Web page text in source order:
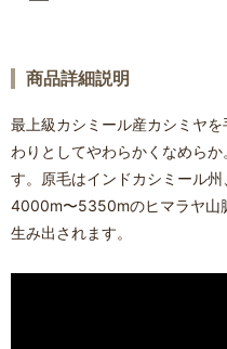
商品詳細説明
最上級カシミール産カシミヤ
わりとしてやわらかくなめら
す。原毛はインドカシミール
4000m〜5350mのヒマラヤ山
生み出されます。